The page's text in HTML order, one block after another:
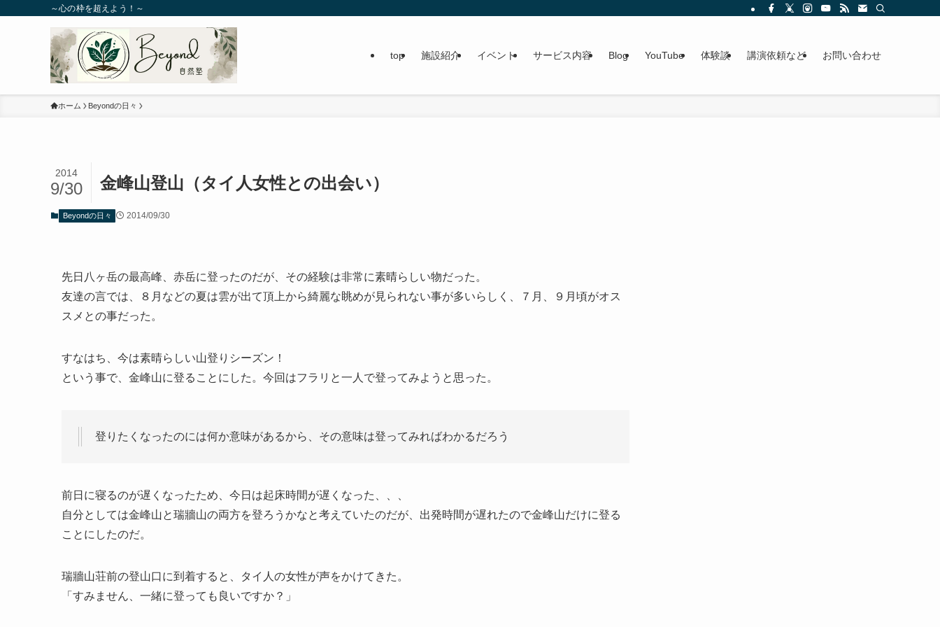
～心の枠を超えよう！～
top 施設紹介 イベント サービス内容 Blog YouTube 体験談 講演依頼など お問い合わせ
ホーム Beyondの日々
金峰山登山（タイ人女性との出会い）
2014
9/30
Beyondの日々 2014/09/30
先日八ヶ岳の最高峰、赤岳に登ったのだが、その経験は非常に素晴らしい物だった。
友達の言では、８月などの夏は雲が出て頂上から綺麗な眺めが見られない事が多いらしく、７月、９月頃がオス
スメとの事だった。
すなはち、今は素晴らしい山登りシーズン！
という事で、金峰山に登ることにした。今回はフラリと一人で登ってみようと思った。
登りたくなったのには何か意味があるから、その意味は登ってみればわかるだろう
前日に寝るのが遅くなったため、今日は起床時間が遅くなった、、、
自分としては金峰山と瑞牆山の両方を登ろうかなと考えていたのだが、出発時間が遅れたので金峰山だけに登る
ことにしたのだ。
瑞牆山荘前の登山口に到着すると、タイ人の女性が声をかけてきた。
「すみません、一緒に登っても良いですか？」